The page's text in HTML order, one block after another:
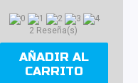
2 Reseña(s)
AÑADIR AL
CARRITO